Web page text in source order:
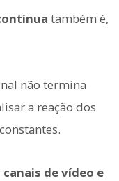
também é,
não termina
a reação dos
de vídeo e